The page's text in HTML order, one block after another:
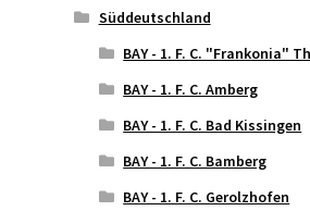
Süddeutschland
BAY - 1. F. C. "Frankonia"
BAY - 1. F. C. Amberg
BAY - 1. F. C. Bad Kissingen
BAY - 1. F. C. Bamberg
BAY - 1. F. C. Gerolzhofen